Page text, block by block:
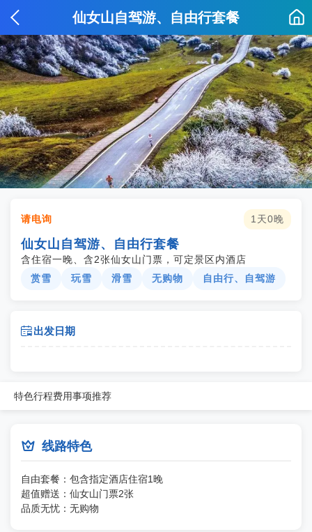
仙女山自驾游、自由行套餐
请电询 1天0晚
仙女山自驾游、自由行套餐
含住宿一晚、含2张仙女山门票，可定景区内酒店
赏雪
玩雪 滑雪 无购物 自由行、自驾游
出发日期
特色行程费用事项推荐
 线路特色
自由套餐：包含指定酒店住宿1晚
超值赠送：仙女山门票2张
品质无忧：无购物